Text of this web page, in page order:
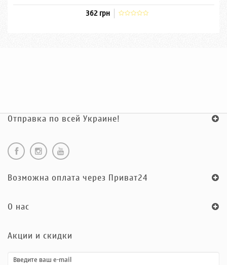
362 грн
Отправка по всей Украине!
Возможна оплата через Приват24
O нас
Акции и скидки